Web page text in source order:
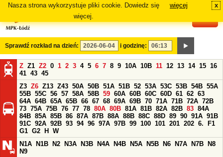
Nasza strona wykorzystuje pliki cookie. Dowiedz się
więcej.
więcej x
Sprawdź rozkład na dzień: i godzinę:
Z Z1 Z2 0 1 2 3 4 5 6 7 8 9 10A 10B 11 12 13 14 15 16
41 43 45
Z3 Z6 Z13 Z43 50A 50B 51A 51B 52 53A 53C 53B 54B 55A
55B 55C 56 57 58A 58B 59 60A 60B 60C 60D 61 62 63
64A 64B 65A 65B 66 67 68 69A 69B 70 71A 71B 72A 72B
73 75A 75B 76 77 78 80A 80B 81A 81B 82A 82B 83 84A
84B 85A 85B 86 87A 87B 88A 88B 88C 88D 89 90 91A 91B
91C 92A 92B 93 94 96 97A 97B 99 100 101 201 202 6.
F1
G1 G2 H
W
N1A
N1B N2 N3A N3B N4A N4B N5A N5B N6 N7A N7B
N8
N9